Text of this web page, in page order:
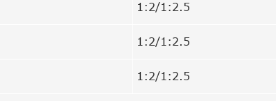
1:2/1:2.5
1:2/1:2.5
1:2/1:2.5